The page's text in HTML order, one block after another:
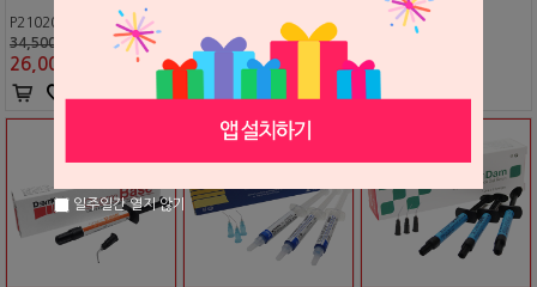
P2102041
34,500원
26,000
252,000원
150,000원
P1409036
16,000
일주일간 열지 않기